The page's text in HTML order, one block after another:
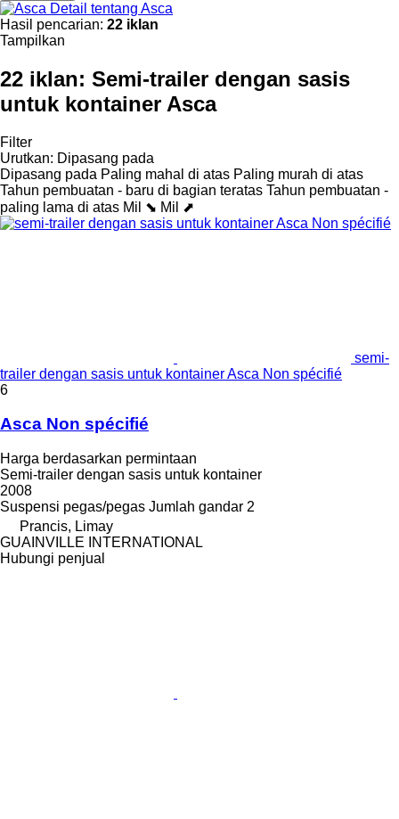
Detail tentang Asca
Hasil pencarian: 22 iklan
Tampilkan
22 iklan: Semi-trailer dengan sasis
untuk kontainer Asca
Filter
Urutkan: Dipasang pada
Dipasang pada Paling mahal di atas Paling murah di atas
Tahun pembuatan - baru di bagian teratas Tahun pembuatan -
paling lama di atas Mil ⬊ Mil ⬈
semi-
trailer dengan sasis untuk kontainer Asca Non spécifié
6
Asca Non spécifié
Harga berdasarkan permintaan
Semi-trailer dengan sasis untuk kontainer
2008
Suspensi pegas/pegas Jumlah gandar 2
Prancis, Limay
GUAINVILLE INTERNATIONAL
Hubungi penjual